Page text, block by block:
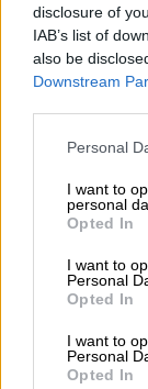
disclosure of
IAB’s list of
also be
Downstream
Please note
not limited to
grant or deny
use your data
consent section.
Personal
I want to
personal
Opted In
I want to
Personal
Opted In
I want to
Personal
Opted In
Τηλεόραση|
Ερωτας
Ο μικρός